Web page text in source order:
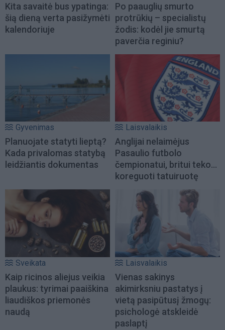
Kita savaitė bus ypatinga:
šią dieną verta pasižymėti
kalendoriuje
Po paauglių smurto
protrūkių – specialistų
žodis: kodėl jie smurtą
paverčia reginiu?
Gyvenimas
Planuojate statyti lieptą?
Kada privalomas statybą
leidžiantis dokumentas
Laisvalaikis
Anglijai nelaimėjus
Pasaulio futbolo
čempionatui, britui teko...
koreguoti tatuiruotę
Sveikata
Kaip ricinos aliejus veikia
plaukus: tyrimai paaiškina
liaudiškos priemonės
naudą
Laisvalaikis
Vienas sakinys
akimirksniu pastatys į
vietą pasipūtusį žmogų:
psichologė atskleidė
paslaptį